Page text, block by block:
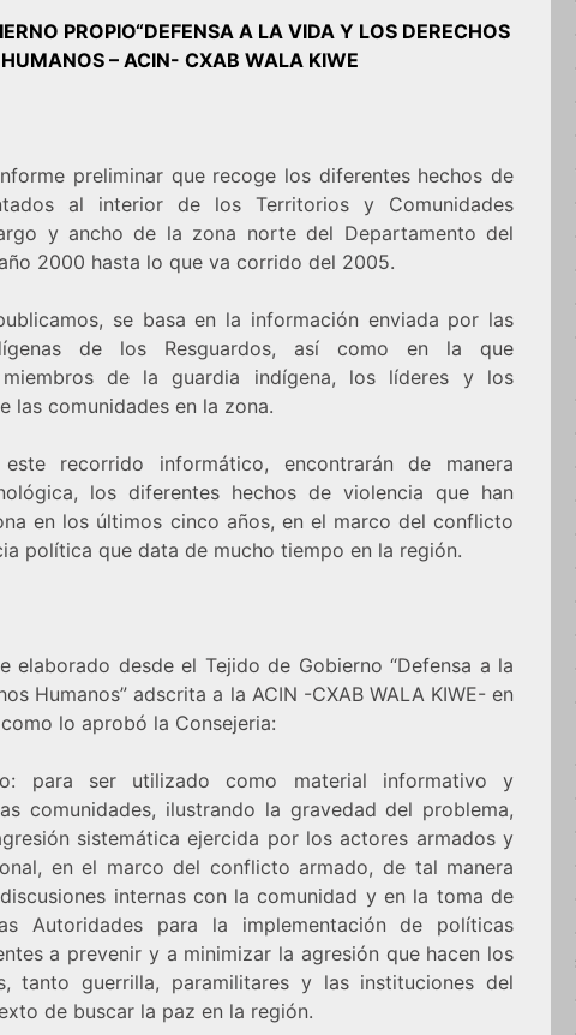
PROPIO“DEFENSA A LA VIDA Y LOS DERECHOS
HUMANOS – ACIN- CXAB WALA KIWE
preliminar que recoge los diferentes hechos de
al interior de los Territorios y Comunidades
y ancho de la zona norte del Departamento del
2000 hasta lo que va corrido del 2005.
se basa en la información enviada por las
de los Resguardos, así como en la que
de la guardia indígena, los líderes y los
las comunidades en la zona.
recorrido informático, encontrarán de manera
los diferentes hechos de violencia que han
en los últimos cinco años, en el marco del conflicto
política que data de mucho tiempo en la región.
elaborado desde el Tejido de Gobierno “Defensa a la
Humanos” adscrita a la ACIN -CXAB WALA KIWE- en
lo aprobó la Consejeria:
para ser utilizado como material informativo y
comunidades, ilustrando la gravedad del problema,
sistemática ejercida por los actores armados y
en el marco del conflicto armado, de tal manera
internas con la comunidad y en la toma de
Autoridades para la implementación de políticas
a prevenir y a minimizar la agresión que hacen los
tanto guerrilla, paramilitares y las instituciones del
de buscar la paz en la región.